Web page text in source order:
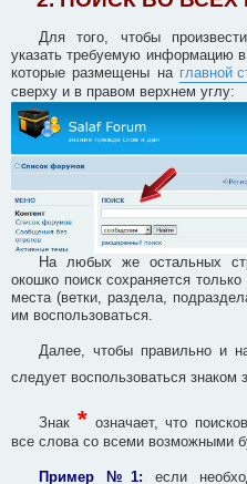
Для того, чтобы
указать требуемую информацию
которые размещены на главной
сверху и в правом верхнем углу:
На любых же остальных
окошко поиск сохраняется
места (ветки, раздела,
им воспользоваться.
Далее, чтобы правильно и
следует воспользоваться знаком
Знак * означает, что
все слова со всеми возможными
Пример №1: если